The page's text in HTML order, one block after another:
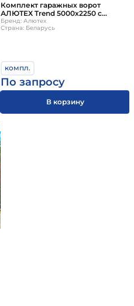
Комплект гаражных ворот
АЛЮТЕХ Trend 5000х2250 с
ручным управлением
Бренд: Алютех
Страна: Беларусь
компл.
По запросу
В корзину